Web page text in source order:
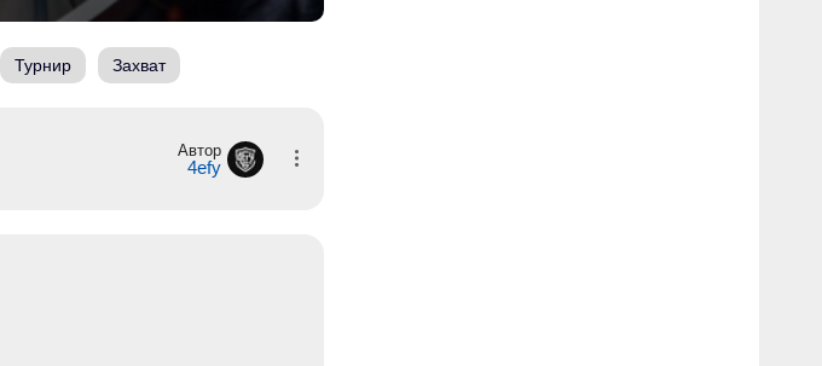
Турнир Захват
Автор
4efy